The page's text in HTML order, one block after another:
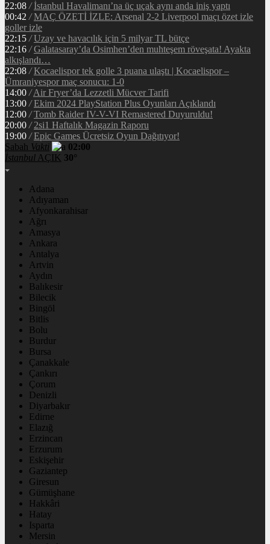
22:08 / İstanbul Havalimanı’na üç uçak aynı anda iniş yaptı
00:42 / MAÇ ÖZETİ İZLE: Arsenal 2-2 Liverpool maçı özet izle
goller izle
22:15 / Uzay ve havacılık için 5 milyar TL bütçe
22:16 / Galatasaray’da Osimhen’den muhteşem röveşata! Ayakta
alkışlandı…
22:08 / Kocaelispor tek golle 3 puana ulaştı | Kocaelispor –
Ümraniyespor maç sonucu: 1-0
14:00 / Air Fryer’da Lezzetli Mücver Tarifi
13:00 / Ekim 2024 PlayStation Plus Oyunları Açıklandı
12:00 / Tomb Raider IV-V-VI Remastered Duyuruldu!
20:00 / 2si1 Haftalık Magazin Raporu
19:00 / Epic Games Ücretsiz Oyun Dağıtıyor!
Sabah Vakti
02:00
İstanbul AÇIK 30°
Adana
Adıyaman
Afyonkarahisar
Ağrı
Amasya
Ankara
Antalya
Artvin
Aydın
Balıkesir
Bilecik
Bingöl
Bitlis
Bolu
Burdur
Bursa
Çanakkale
Çankırı
Çorum
Denizli
Diyarbakır
Edirne
Elazığ
Erzincan
Erzurum
Eskişehir
Gaziantep
Giresun
Gümüşhane
Hakkâri
Hatay
Isparta
Mersin